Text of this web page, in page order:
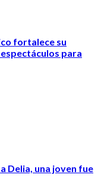
fortalece su
para
Delia, una joven fue